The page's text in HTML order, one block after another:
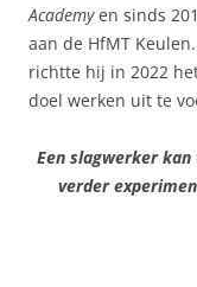
Academyen sinds
aan de HfMT
richtte hij in 2022
doel werken uit te
Een slagwerker
verder